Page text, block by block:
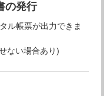
の発行
ル帳票が出力できま
ない場合あり)